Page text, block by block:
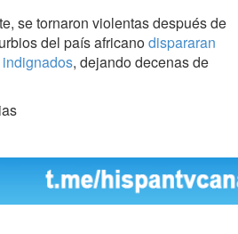
se tornaron violentas después de
del país africanodispararan
, dejando decenas de